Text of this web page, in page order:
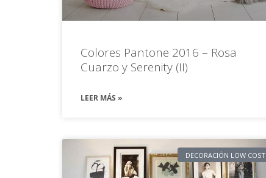
Colores Pantone 2016 – Rosa
Cuarzo y Serenity (II)
LEER MÁS »
DECORACIÓN LOW COST